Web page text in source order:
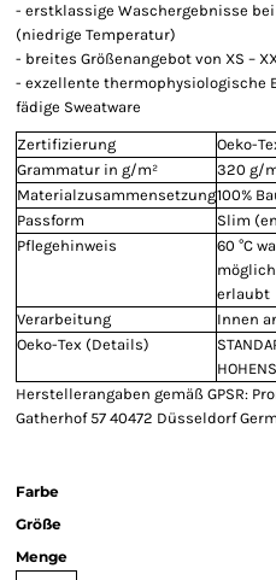
- erstklassige Waschergebnisse
(niedrige Temperatur)
- breites Größenangebot von XS –
- exzellente thermophysiologische
fädige Sweatware
Zertifizierung
Oeko-
Grammatur in g/m²
320 g/
Materialzusammensetzung100%
Passform
Slim
Pflegehinweis
60 °C
erlaubt
Verarbeitung
Innen
Oeko-Tex (Details)
Herstellerangaben gemäß GPSR:
Gatherhof 57 40472 Düsseldorf
Farbe
Größe
Menge